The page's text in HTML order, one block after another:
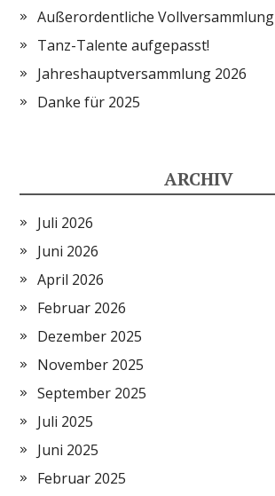
Außerordentliche Vollversammlung
Tanz-Talente aufgepasst!
Jahreshauptversammlung 2026
Danke für 2025
ARCHIV
Juli 2026
Juni 2026
April 2026
Februar 2026
Dezember 2025
November 2025
September 2025
Juli 2025
Juni 2025
Februar 2025